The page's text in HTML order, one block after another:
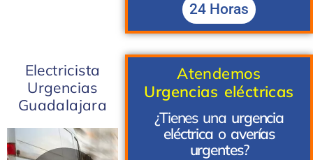
24 Horas
Electricista
Urgencias
Guadalajara
Atendemos
Urgencias eléctricas
¿Tienes una urgencia
eléctrica o averías
urgentes?